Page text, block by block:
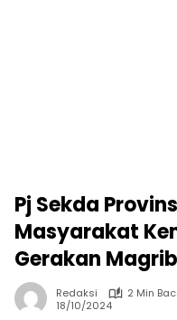
Pj Sekda
Masyarakat
Gerakan
Redaksi
2 Min
18/10/2024